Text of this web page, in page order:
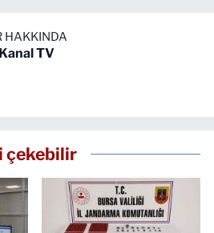
HAKKINDA
TV
çekebilir